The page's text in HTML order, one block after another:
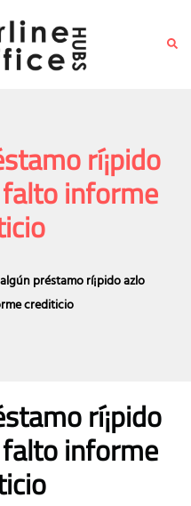
rí¡pido
informe
préstamo rí¡pido azlo
crediticio
rí¡pido
informe